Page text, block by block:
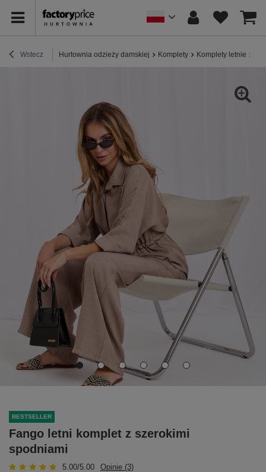
Wstecz Hurtownia odzieży damskiej Komplety Komplety letnie
BESTSELLER
Fango letni komplet z szerokimi
spodniami
5.00/5.00 Opinie (3)